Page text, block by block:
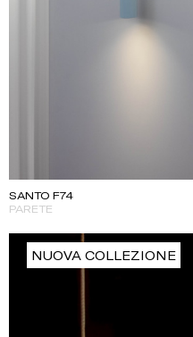
SANTO F74
PARETE
NUOVA COLLEZIONE